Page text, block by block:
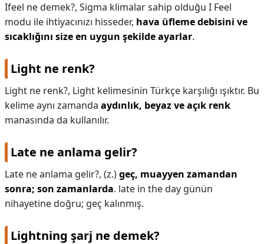
Ifeel ne demek?, Sigma klimalar sahip olduğu I Feel
modu ile ihtiyacınızı hisseder, hava üfleme debisini ve
sıcaklığını size en uygun şekilde ayarlar.
Light ne renk?
Light ne renk?, Light kelimesinin Türkçe karşılığı ışıktır. Bu
kelime aynı zamanda aydınlık, beyaz ve açık renk
manasında da kullanılır.
Late ne anlama gelir?
Late ne anlama gelir?, (z.)geç, muayyen zamandan
sonra; son zamanlarda. late in the day günün
nihayetine doğru; geç kalınmış.
Lightning şarj ne demek?